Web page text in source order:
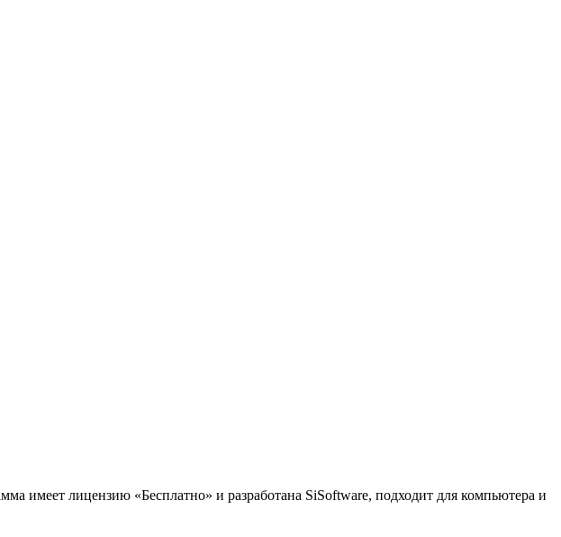
имеет лицензию «Бесплатно» и разработана SiSoftware, подходит для компьютера и